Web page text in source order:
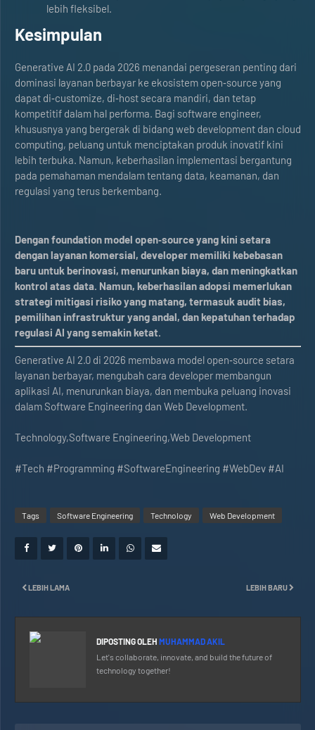
lebih fleksibel.
Kesimpulan
Generative AI 2.0 pada 2026 menandai pergeseran penting dari
dominasi layanan berbayar ke ekosistem open‑source yang
dapat di‑customize, di‑host secara mandiri, dan tetap
kompetitif dalam hal performa. Bagi software engineer,
khususnya yang bergerak di bidang web development dan cloud
computing, peluang untuk menciptakan produk inovatif kini
lebih terbuka. Namun, keberhasilan implementasi bergantung
pada pemahaman mendalam tentang data, keamanan, dan
regulasi yang terus berkembang.
Dengan foundation model open‑source yang kini setara
dengan layanan komersial, developer memiliki kebebasan
baru untuk berinovasi, menurunkan biaya, dan meningkatkan
kontrol atas data. Namun, keberhasilan adopsi memerlukan
strategi mitigasi risiko yang matang, termasuk audit bias,
pemilihan infrastruktur yang andal, dan kepatuhan terhadap
regulasi AI yang semakin ketat.
Generative AI 2.0 di 2026 membawa model open‑source setara
layanan berbayar, mengubah cara developer membangun
aplikasi AI, menurunkan biaya, dan membuka peluang inovasi
dalam Software Engineering dan Web Development.
Technology,Software Engineering,Web Development
#Tech #Programming #SoftwareEngineering #WebDev #AI
Tags Software Engineering Technology Web Development
LEBIH BARU
LEBIH LAMA
DIPOSTING OLEH MUHAMMAD AKIL
Let's collaborate, innovate, and build the future of
technology together!